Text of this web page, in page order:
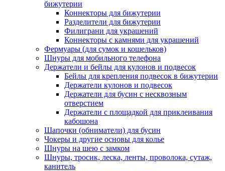
бижутерии
Коннекторы для бижутерии
Разделители для бижутерии
Филиграни для украшений
Коннекторы с камнями для украшений
Фермуары (для сумок и кошельков)
Шнуры для мобильного телефона
Держатели и бейлы для кулонов и подвесок
Бейлы для крепления подвесок в бижутерии
Держатели кулонов и подвесок
Держатели для бусин с несквозным
отверстием
Держатели с площадкой для приклеивания
кабошона
Шапочки (обниматели) для бусин
Чокеры и другие основы для колье
Шнуры на шею с замком
Шнуры, тросик, леска, ленты, проволока, сутаж,
канитель